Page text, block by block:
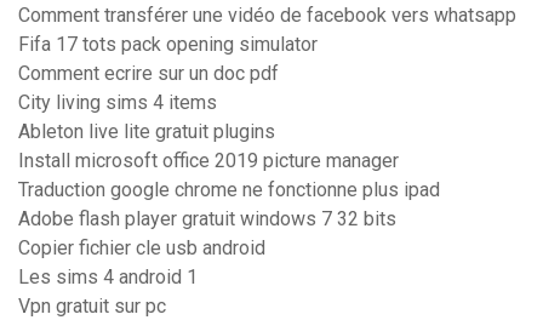
Comment transférer une vidéo de facebook vers whatsapp
Fifa 17 tots pack opening simulator
Comment ecrire sur un doc pdf
City living sims 4 items
Ableton live lite gratuit plugins
Install microsoft office 2019 picture manager
Traduction google chrome ne fonctionne plus ipad
Adobe flash player gratuit windows 7 32 bits
Copier fichier cle usb android
Les sims 4 android 1
Vpn gratuit sur pc